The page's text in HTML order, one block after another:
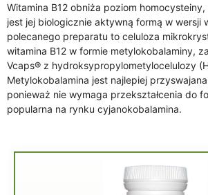
Witamina B12 obniża poziom
jest jej biologicznie aktywną formą w wersji
polecanego preparatu to celuloza
witamina B12 w formie metylokobalaminy,
Vcaps® z hydroksypropylometylocelulozy
Metylokobalamina jest najlepiej
ponieważ nie wymaga przekształcenia do
popularna na rynku cyjanokobalamina.